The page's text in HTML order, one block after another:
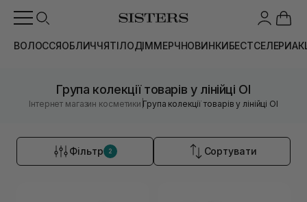
ВОЛОССЯОБЛИЧЧЯТІЛОДІММЕРЧНОВИНКИБЕСТСЕЛЕРИ
Група колекції товарів у лінійці OI
Інтернет магазин косметики |Група колекції товарів у лінійці OI
Фільтр 2 Сортувати